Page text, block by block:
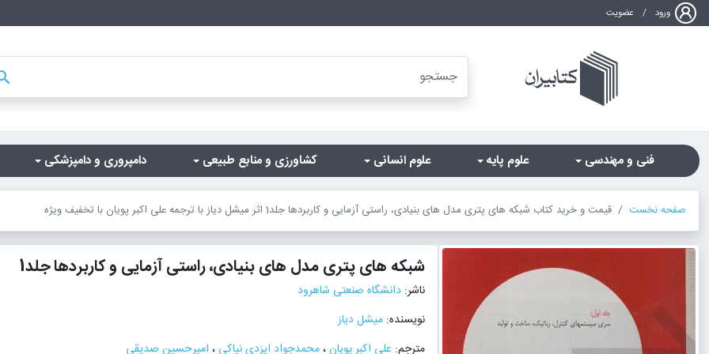
ورود / عضویت
فنی و مهندسی علوم پایه علوم انسانی کشاورزی و منابع طبیعی دامپروری و دامپزشکی
صفحه نخست قیمت و خرید کتاب شبکه های پتری مدل های بنیادی، راستی آزمایی و کاربردها جلد1 اثر میشل دیاز با ترجمه علی اکبر پویان با تخفیف ویژه
شبکه های پتری مدل های بنیادی، راستی آزمایی و کاربردها جلد1
ناشر: دانشگاه صنعتی شاهرود
نویسنده: میشل دیاز
مترجم: علی اکبر پویان،محمدجواد ایزدی نیاکی ، امیرحسین صدیقی